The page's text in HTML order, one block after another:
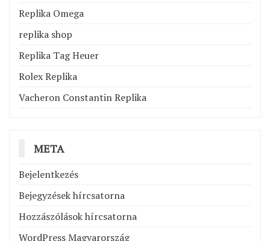
Replika Omega
replika shop
Replika Tag Heuer
Rolex Replika
Vacheron Constantin Replika
META
Bejelentkezés
Bejegyzések hírcsatorna
Hozzászólások hírcsatorna
WordPress Magyarország